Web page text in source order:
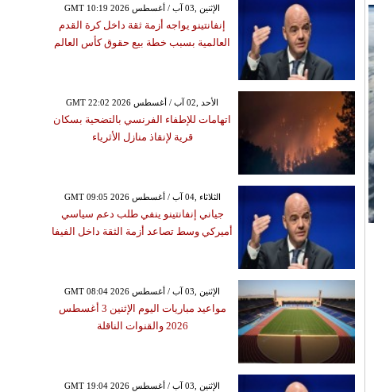
GMT 10:19 2026 الإثنين ,03 آب / أغسطس
إنفانتينو يواجه أزمة ثقة داخل كرة القدم
العالمية بسبب خطة بيع حقوق كأس العالم
GMT 22:02 2026 الأحد ,02 آب / أغسطس
اتهامات للإطفاء الفرنسي بالتضحية بسكان
قرية لإنقاذ منازل الأثرياء
GMT 09:05 2026 الثلاثاء ,04 آب / أغسطس
جياني إنفانتينو ينفي طلب دعم سياسي
أميركي وسط تصاعد أزمة الثقة داخل الفيفا
GMT 08:04 2026 الإثنين ,03 آب / أغسطس
مواعيد مباريات اليوم الإثنين 3 أغسطس
2026 والقنوات الناقلة
GMT 19:04 2026 الإثنين ,03 آب / أغسطس